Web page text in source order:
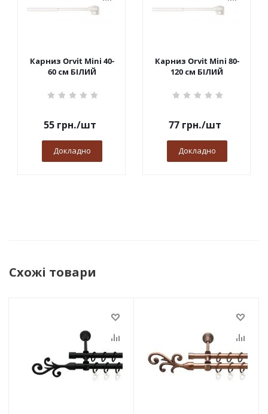
Карниз Orvit Mini 40-
60 см БІЛИЙ
55грн./шт
Докладно
Карниз Orvit Mini 80-
120 см БІЛИЙ
77грн./шт
Докладно
Схожі товари